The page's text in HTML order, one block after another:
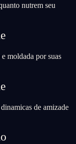
nutrem seu
moldada por suas
de amizade